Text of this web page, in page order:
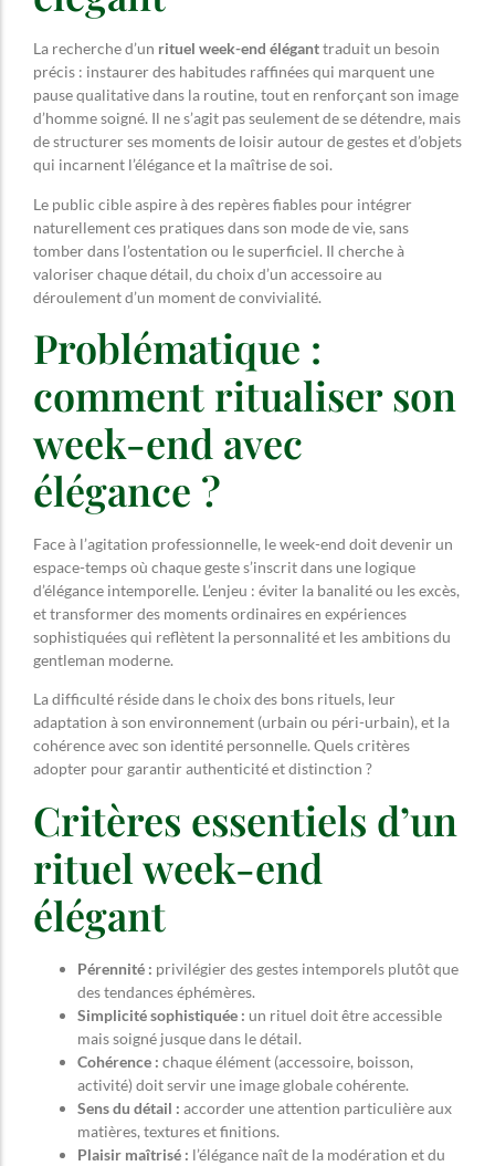
La recherche d’un rituel week-end éléganttraduit un besoin
précis : instaurer des habitudes raffinées qui marquent une
pause qualitative dans la routine, tout en renforçant son image
d’homme soigné. Il ne s’agit pas seulement de se détendre, mais
de structurer ses moments de loisir autour de gestes et d’objets
qui incarnent l’élégance et la maîtrise de soi.
Le public cible aspire à des repères fiables pour intégrer
naturellement ces pratiques dans son mode de vie, sans
tomber dans l’ostentation ou le superficiel. Il cherche à
valoriser chaque détail, du choix d’un accessoire au
déroulement d’un moment de convivialité.
Problématique :
comment ritualiser son
week-end avec
élégance ?
Face à l’agitation professionnelle, le week-end doit devenir un
espace-temps où chaque geste s’inscrit dans une logique
d’élégance intemporelle. L’enjeu : éviter la banalité ou les excès,
et transformer des moments ordinaires en expériences
sophistiquées qui reflètent la personnalité et les ambitions du
gentleman moderne.
La difficulté réside dans le choix des bons rituels, leur
adaptation à son environnement (urbain ou péri-urbain), et la
cohérence avec son identité personnelle. Quels critères
adopter pour garantir authenticité et distinction ?
Critères essentiels d’un
rituel week-end
élégant
Pérennité : privilégier des gestes intemporels plutôt que
des tendances éphémères.
Simplicité sophistiquée : un rituel doit être accessible
mais soigné jusque dans le détail.
Cohérence : chaque élément (accessoire, boisson,
activité) doit servir une image globale cohérente.
Sens du détail : accorder une attention particulière aux
matières, textures et finitions.
Plaisir maîtrisé : l’élégance naît de la modération et du